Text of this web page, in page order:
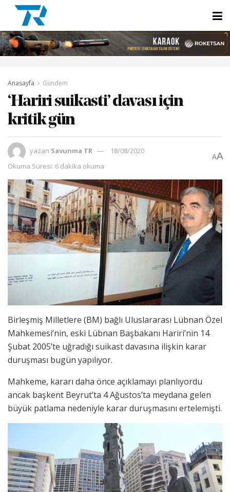
Anasayfa Gündem
‘Hariri suikasti’ davası için
kritik gün
yazan Savunma TR
18/08/2020
Okuma Süresi: 6 dakika okuma
AA
Birleşmiş Milletlere (BM) bağlı Uluslararası Lübnan Özel
Mahkemesi’nin, eski Lübnan Başbakanı Hariri’nin 14
Şubat 2005’te uğradığı suikast davasına ilişkin karar
duruşması bugün yapılıyor.
Mahkeme, kararı daha önce açıklamayı planlıyordu
ancak başkent Beyrut’ta 4 Ağustos’ta meydana gelen
büyük patlama nedeniyle karar duruşmasını ertelemişti.